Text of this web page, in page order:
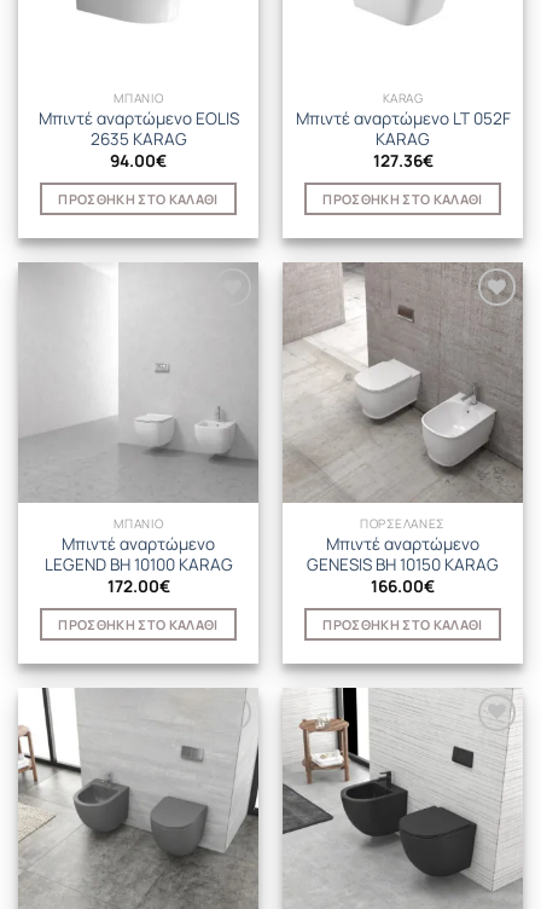
ΜΠΑΝΙΟ
Μπιντέ αναρτώμενο EOLIS
2635 KARAG
94.00€
ΠΡΟΣΘΉΚΗ ΣΤΟ ΚΑΛΆΘΙ
KARAG
Μπιντέ αναρτώμενο LT 052F
KARAG
127.36€
ΠΡΟΣΘΉΚΗ ΣΤΟ ΚΑΛΆΘΙ
ΜΠΑΝΙΟ
Μπιντέ αναρτώμενο
LEGEND BH 10100 KARAG
172.00€
ΠΡΟΣΘΉΚΗ ΣΤΟ ΚΑΛΆΘΙ
ΠΟΡΣΕΛΑΝΕΣ
Μπιντέ αναρτώμενο
GENESIS BH 10150 KARAG
166.00€
ΠΡΟΣΘΉΚΗ ΣΤΟ ΚΑΛΆΘΙ